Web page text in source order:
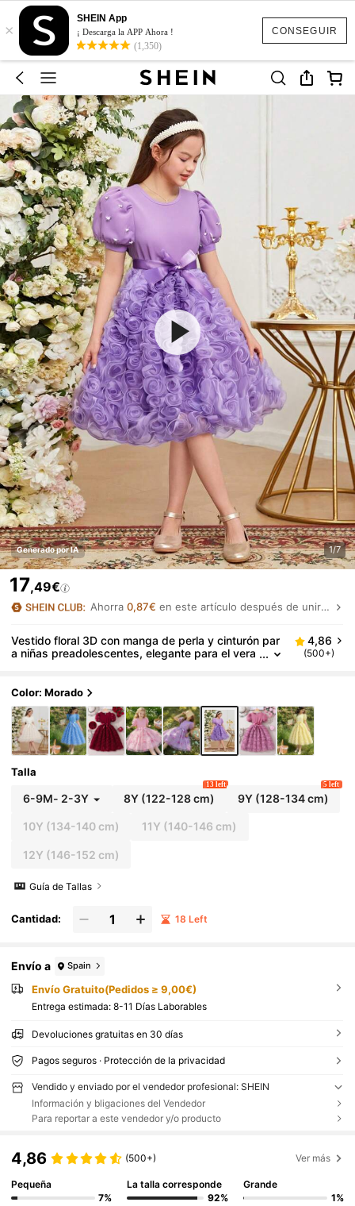
CONSEGUIR
×
SHEIN App
¡ Descarga la APP Ahora !
(1,350)
Generado por IA 1/7
17,49€
Ahorra 0,87€ en este artículo después de unirte.
Vestido floral 3D con manga de perla y cinturón par
a niñas preadolescentes, elegante para el vera
4,86
(500+)
Color: Morado
Talla
6-9M- 2-3Y 8Y (122-128 cm)
13 left
9Y (128-134 cm)
5 left
10Y (134-140 cm) 11Y (140-146 cm)
12Y (146-152 cm)
Guía de Tallas
Cantidad: 18 Left
Envío a Spain
Envío Gratuito(Pedidos ≥ 9,00€)
Entrega estimada: 8-11 Días Laborables
Devoluciones gratuitas en 30 días
Pagos seguros · Protección de la privacidad
Vendido y enviado por el vendedor profesional: SHEIN
Información y bligaciones del Vendedor
Para reportar a este vendedor y/o producto
4,86 (500+) Ver más
Pequeña
7%
La talla corresponde
92%
Grande
1%